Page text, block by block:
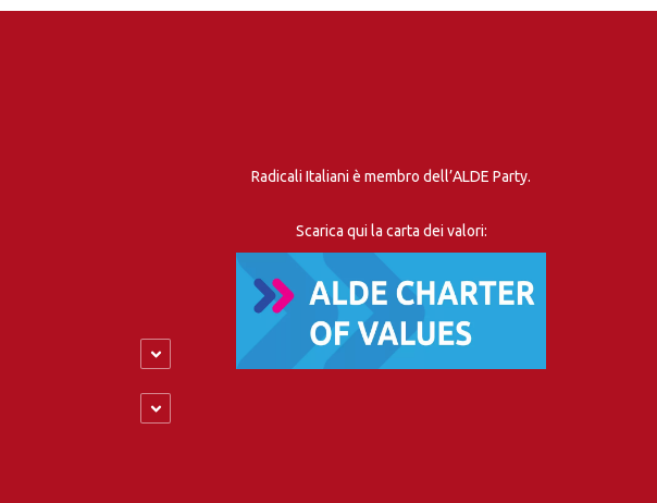
Radicali Italiani è membro dell’ALDE Party.
Scarica qui la carta dei valori: